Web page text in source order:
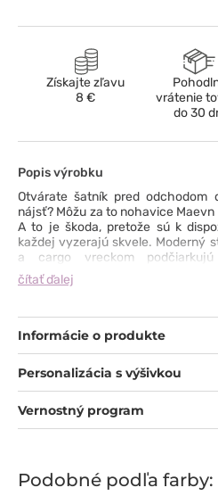
Získajte zľavu
8 €
vrátenie
do 30
Popis výrobku
Otvárate šatník pred odchodom
nájsť? Môžu za to nohavice
A to je škoda, pretože sú k
každej vyzerajú skvele. Moderný
a cargo vreckom
Mimoriadne príjemný pocit z
hodvábu a spandexu, pohodlný
pozornosti ani počas dlhej
iné, len povedať - pochod do šatníka
čítať ďalej
Informácie o produkte
Personalizácia s výšivkou
Vernostný program
Podobné podľa farby: